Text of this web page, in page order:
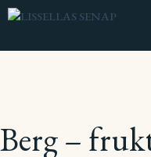
Hoppa
innehåll
Berg –